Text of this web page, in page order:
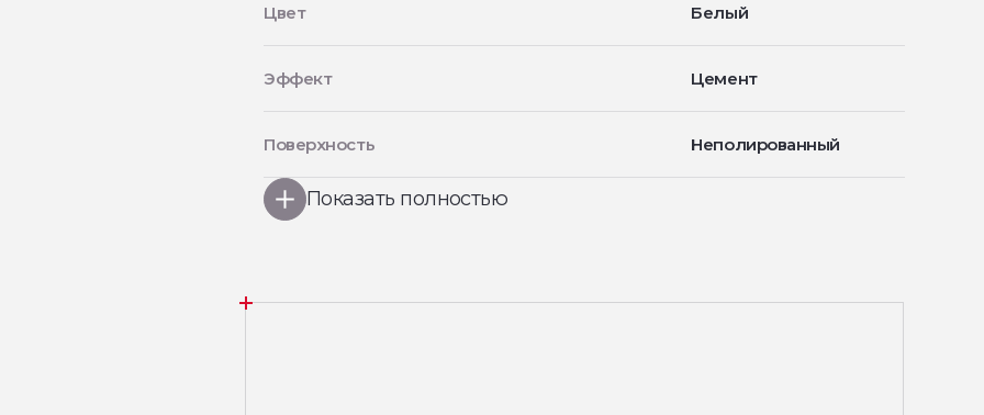
Цвет Белый
Эффект Цемент
Поверхность Неполированный
Показать полностью